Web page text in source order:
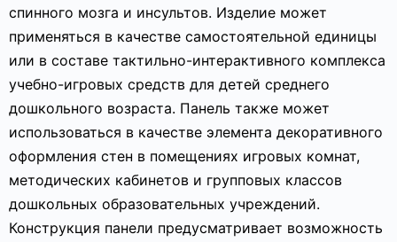
спинного мозга и инсультов. Изделие может
применяться в качестве самостоятельной единицы
или в составе тактильно-интерактивного комплекса
учебно-игровых средств для детей среднего
дошкольного возраста. Панель также может
использоваться в качестве элемента декоративного
оформления стен в помещениях игровых комнат,
методических кабинетов и групповых классов
дошкольных образовательных учреждений.
Конструкция панели предусматривает возможность